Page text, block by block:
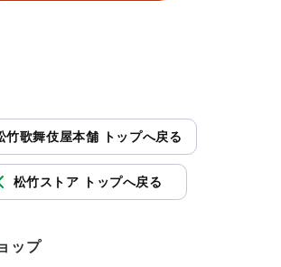
竹歌舞伎屋本舗 トップへ戻る
松竹ストア トップへ戻る
ップ